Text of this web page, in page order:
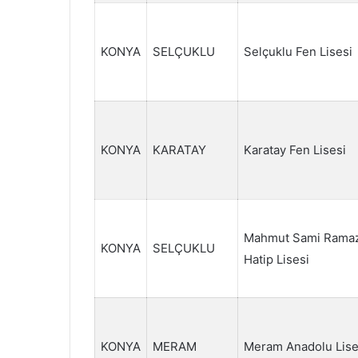
KONYA SELÇUKLU Selçuklu Fen Lisesi
KONYA KARATAY Karatay Fen Lisesi
KONYA SELÇUKLU
Mahmut Sami
Hatip Lisesi
KONYA MERAM Meram Anadolu